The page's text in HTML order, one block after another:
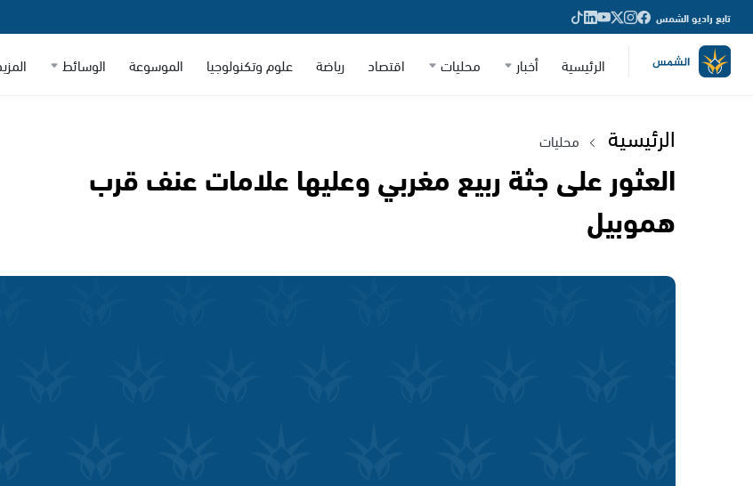
تابع راديو الشمس
الرئيسية أخبار محليات اقتصاد رياضة علوم وتكنولوجيا الموسوعة الوسائط
الرئيسية محليات
العثور على جثة ربيع مغربي وعليها علامات عنف قرب
هموبيل